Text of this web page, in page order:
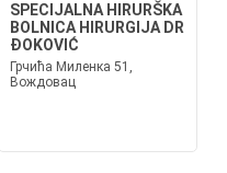
SPECIJALNA HIRURŠKA
BOLNICA HIRURGIJA DR
ĐOKOVIĆ
Грчића Миленка 51,
Вождовац